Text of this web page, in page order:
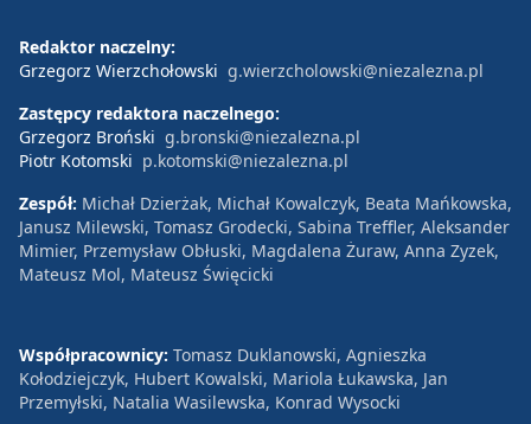
Redaktor naczelny:
Grzegorz Wierzchołowski g.wierzcholowski@niezalezna.pl
Zastępcy redaktora naczelnego:
Grzegorz Broński g.bronski@niezalezna.pl
Piotr Kotomski p.kotomski@niezalezna.pl
Zespół: Michał Dzierżak, Michał Kowalczyk, Beata Mańkowska,
Janusz Milewski, Tomasz Grodecki, Sabina Treffler, Aleksander
Mimier, Przemysław Obłuski, Magdalena Żuraw, Anna Zyzek,
Mateusz Mol, Mateusz Święcicki
Współpracownicy: Tomasz Duklanowski, Agnieszka
Kołodziejczyk, Hubert Kowalski, Mariola Łukawska, Jan
Przemyłski, Natalia Wasilewska, Konrad Wysocki